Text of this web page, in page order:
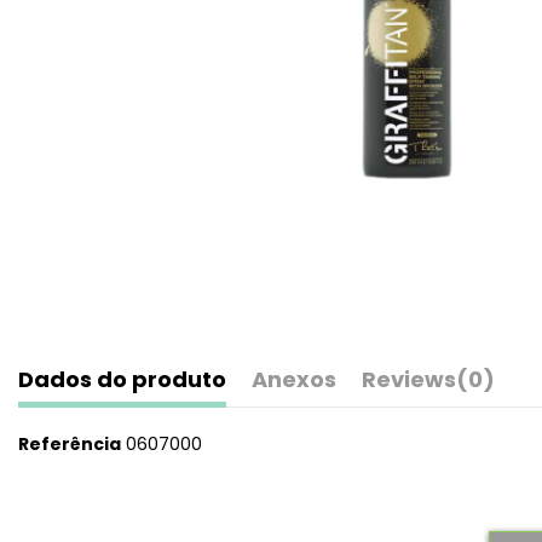
Dados do produto Anexos Reviews(0)
Referência 0607000